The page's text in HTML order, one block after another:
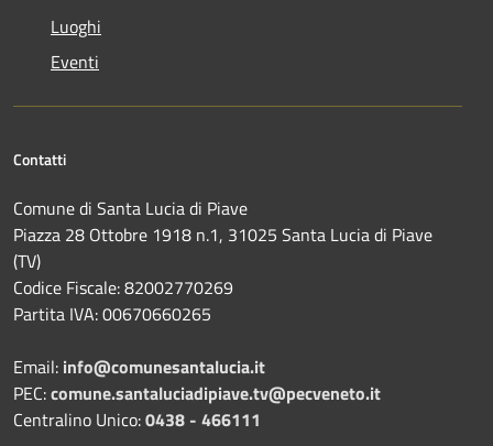
Luoghi
Eventi
Contatti
Comune di Santa Lucia di Piave
Piazza 28 Ottobre 1918 n.1, 31025 Santa Lucia di Piave
(TV)
Codice Fiscale: 82002770269
Partita IVA: 00670660265
Email: info@comunesantalucia.it
PEC:comune.santaluciadipiave.tv@pecveneto.it
Centralino Unico:0438 - 466111